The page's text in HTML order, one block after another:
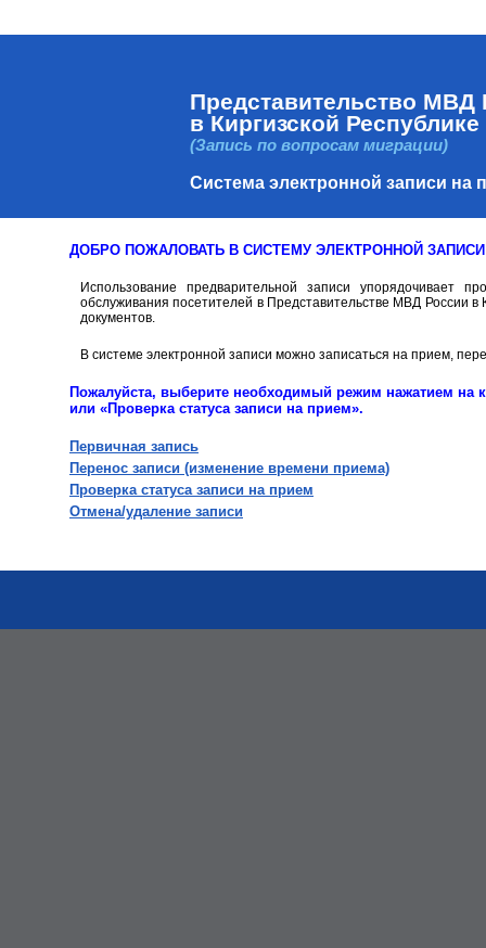
Представительство МВД
в Киргизской Республике
(Запись по вопросам миграции)
Система электронной записи на
ДОБРО ПОЖАЛОВАТЬ В СИСТЕМУ ЭЛЕКТРОННОЙ
Использование предварительной записи упорядочивает
обслуживания посетителей в Представительстве МВД России в
документов.
В системе электронной записи можно записаться на прием,
Пожалуйста, выберите необходимый режим нажатием на
или «Проверка статуса записи на прием».
Первичная запись
Перенос записи (изменение времени приема)
Проверка статуса записи на прием
Отмена/удаление записи